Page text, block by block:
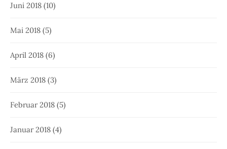
Juni 2018 (10)
Mai 2018 (5)
April 2018 (6)
März 2018 (3)
Februar 2018 (5)
Januar 2018 (4)